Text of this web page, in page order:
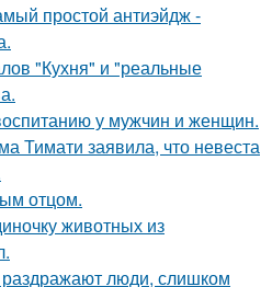
простой антиэйдж -
"Кухня" и "реальные
у мужчин и женщин.
Тимати заявила, что невеста
отцом.
животных из
люди, слишком